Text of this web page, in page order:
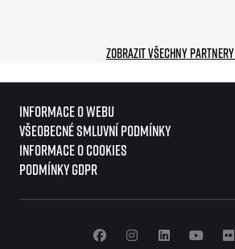
Zobrazit všechny partnery
Informace o webu
Všeobecné smluvní podmínky
Informace o cookies
Podmínky GDPR